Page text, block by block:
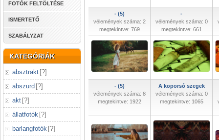
FOTÓK FELTÖLTÉSE
ISMERTETŐ
SZABÁLYZAT
KATEGÓRIÁK
absztrakt [?]
abszurd [?]
akt [?]
állatfotók [?]
barlangfotók [?]
- (5)
vélemények száma: 2
megtekintve: 769
-
vélemények száma: 0
megtekintve: 661
- (5)
vélemények száma: 8
megtekintve: 1922
A koporsó szegek
vélemények száma: 0
megtekintve: 1065